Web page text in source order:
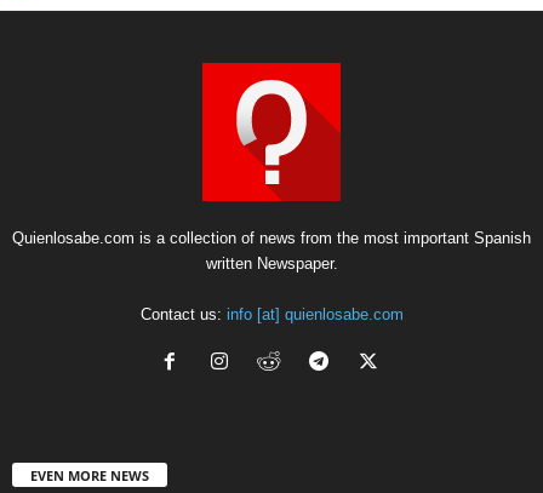
Quienlosabe.com is a collection of news from the most important Spanish
written Newspaper.
Contact us: info [at] quienlosabe.com
EVEN MORE NEWS